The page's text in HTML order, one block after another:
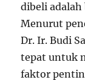
dibeli adalah
Menurut
Dr. Ir. Budi
tepat untuk
faktor